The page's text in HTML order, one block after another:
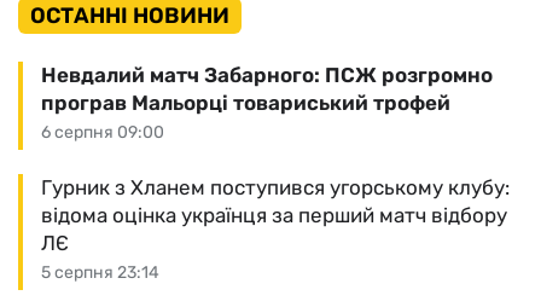
ОСТАННІ НОВИНИ
6 серпня 09:00
Невдалий матч Забарного: ПСЖ розгромно
програв Мальорці товариський трофей
5 серпня 23:14
Гурник з Хланем поступився угорському клубу:
відома оцінка українця за перший матч відбору
ЛЄ